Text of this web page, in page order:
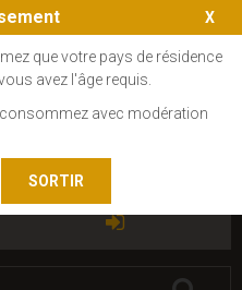
que votre pays de résidence
avez l'âge requis.
avec modération